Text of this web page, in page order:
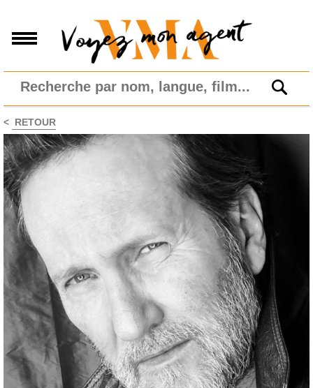
< RETOUR